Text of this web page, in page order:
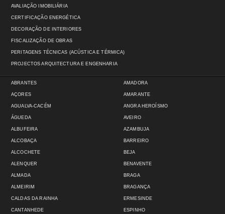
AVALIAÇÃO IMOBILIÁRIA
CERTIFICAÇÃO ENERGÉTICA
DECORAÇÃO DE INTERIORES
FISCALIZAÇÃO DE OBRAS
PERITAGENS TÉCNICAS (ACÚSTICA E TÉRMICA)
PROJECTOS ARQUITECTURA E ENGENHARIA
ABRANTES
AÇORES
AGUALVA-CACÉM
ÁGUEDA
ALBUFEIRA
ALCOBAÇA
ALCOCHETE
ALENQUER
ALMADA
ALMEIRIM
AMADORA
AMARANTE
ANGRA HEROÍSMO
AVEIRO
AZAMBUJA
BARREIRO
BEJA
BENAVENTE
BRAGA
BRAGANÇA
CALDAS DA RAINHA
CANTANHEDE
ERMESINDE
ESPINHO